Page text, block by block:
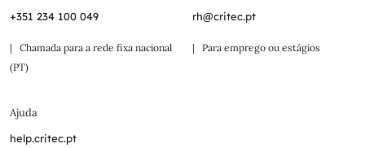
+351 234 100 049
| Chamada para a rede fixa nacional
(PT)
rh@critec.pt
| Para emprego ou estágios
Ajuda
help.critec.pt